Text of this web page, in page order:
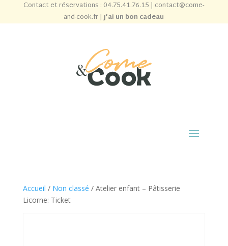
Contact et réservations : 04.75.41.76.15 | contact@come-
and-cook.fr|J’ai un bon cadeau
Accueil / Non classé / Atelier enfant – Pâtisserie
Licorne: Ticket